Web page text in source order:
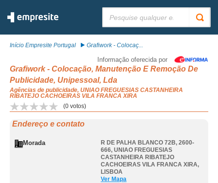
Início Empresite Portugal Grafiwork - Colocaç...
Informação oferecida por
Grafiwork - Colocação, Manutenção E Remoção De
Publicidade, Unipessoal, Lda
Agências de publicidade, UNIAO FREGUESIAS CASTANHEIRA
RIBATEJO CACHOEIRAS VILA FRANCA XIRA
(0 votos)
Endereço e contato
Morada
R DE PALHA BLANCO 72B, 2600-
666, UNIAO FREGUESIAS
CASTANHEIRA RIBATEJO
CACHOEIRAS VILA FRANCA XIRA,
LISBOA
Ver Mapa